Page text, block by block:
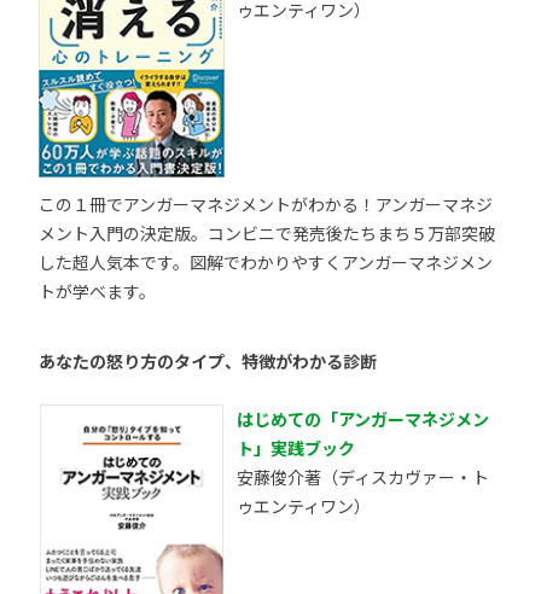
ゥエンティワン）
この１冊でアンガーマネジメントがわかる！アンガーマネジ
メント入門の決定版。コンビニで発売後たちまち５万部突破
した超人気本です。図解でわかりやすくアンガーマネジメン
トが学べます。
あなたの怒り方のタイプ、特徴がわかる診断
はじめての「アンガーマネジメン
ト」実践ブック
安藤俊介著（ディスカヴァー・ト
ゥエンティワン）